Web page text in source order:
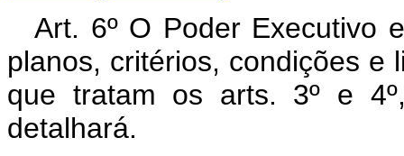
Art. 6º O Poder Executivo
planos, critérios, condições e
que tratam os arts. 3º e
detalhará.